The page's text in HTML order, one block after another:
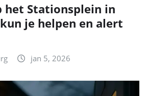
het Stationsplein in
kun je helpen en alert
jan 5, 2026